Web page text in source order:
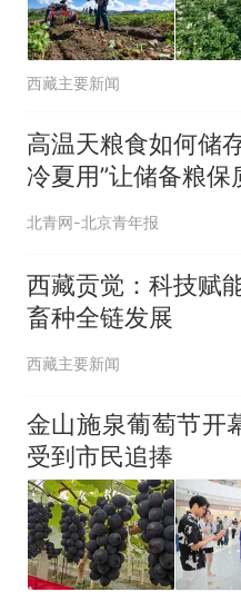
西藏主要新闻
高温天粮食如何储
冷夏用”让储备粮保
北青网-北京青年报
西藏贡觉：科技赋
畜种全链发展
西藏主要新闻
金山施泉葡萄节开
受到市民追捧